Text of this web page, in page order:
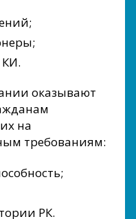
оказывают
на
требованиям:
РК.